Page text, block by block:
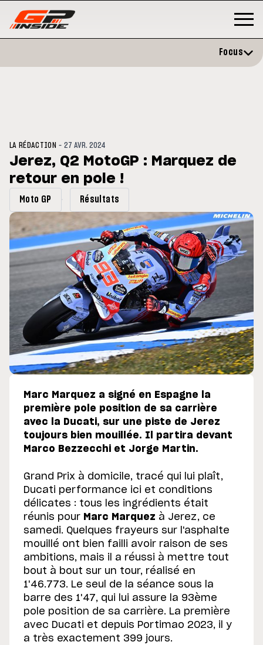
opéré avec succès de la
droite à Madrid
Bretagne
Focus
LA RÉDACTION -27 AVR. 2024
Jerez, Q2 MotoGP : Marquez de
retour en pole !
Moto GP Résultats
Marc Marquez a signé en Espagne la
première pole position de sa carrière
avec la Ducati, sur une piste de Jerez
toujours bien mouillée. Il partira devant
Marco Bezzecchi et Jorge Martin.
Grand Prix à domicile, tracé qui lui plaît,
Ducati performance ici et conditions
délicates : tous les ingrédients était
réunis pour Marc Marquez à Jerez, ce
samedi. Quelques frayeurs sur l'asphalte
mouillé ont bien failli avoir raison de ses
ambitions, mais il a réussi à mettre tout
bout à bout sur un tour, réalisé en
1'46.773. Le seul de la séance sous la
barre des 1'47, qui lui assure la 93ème
pole position de sa carrière. La première
avec Ducati et depuis Portimao 2023, il y
a très exactement 399 jours.